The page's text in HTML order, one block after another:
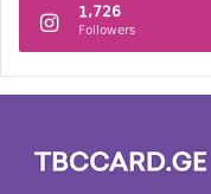
1,726
Followers